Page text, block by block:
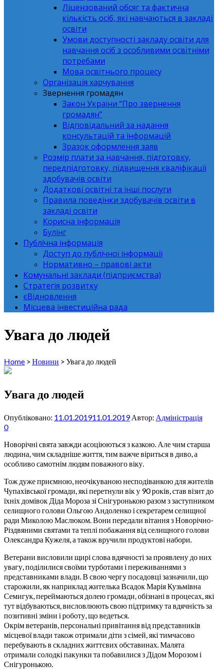
Ліцензований обсяг та фактична
кількість осіб, які навчаються в закладі
освіти
Умови доступності закладу освіти для
навчання осіб з особливими освітніми
потребами
Мова освітнього процесу
Організація харчування
Звернення громадян
Закон України “Про звернення
громадян”
Відповідальний за надання
консультацій та інформацій
Зразок оформлення заяв
Розмір плати за навчання, підготовку,
передпідготовку, підвищення кваліфікації
здобувачів освіти
Додаткові освітні та інші послуги
Правила поведінки здобувачів освіти в
закладі освіти
Корисна інформація
Булінг
Публічна інформація
Доступ до публічної інформації
Нормативно – правові акти
Комунальні заклади (підприємства)
Стратегія розвитку
єВідновлення
Місцева інвестиційна рада
Увага до людей
Home > Новини > Увага до людей
Увага до людей
Опубліковано: 11.01.201911.01.2019Автор: Адміністрація
0
Новорічні свята завжди асоціюються з казкою. Але чим старша
людина, чим складніше життя, тим важче віриться в диво, а
особливо самотнім людям поважного віку.
Тож дуже приємною, неочікуваною несподіванкою для жителів
Чупахівської громади, які перетнули вік у 90 років, став візит до
їхніх домівок Діда Мороза зі Снігуронькою разом з заступником
селищного голови Ольгою Андоленко і секретарем селищної
ради Миколою Маслюком. Вони передали вітання з Новорічно-
Різдвяними святами та теплі побажання від селищного голови
Олександра Кужеля, а також вручили продуктові набори.
Ветерани висловили щирі слова вдячності за проявлену до них
увагу, поділилися своїми турботами і переживаннями з
представниками влади. В свою чергу посадовці зазначили, що
старожили, як наприклад жителька Всадок Марія Кузьмівна
Семигук, переймаються долею громади, обізнані в процесах, які
тут відбуваються, висловлюють свою підтримку та вдячність за
позитивні зміни і роботу, що ведеться.
Окрім ветеранів, персональні привітання від представників
місцевої влади також отримали діти з сімей, які тимчасово
перебувають в складних життєвих обставинах. Малята
отримали солодкі пакунки та побавилися з Дідом Морозом і
Снігуронькою.